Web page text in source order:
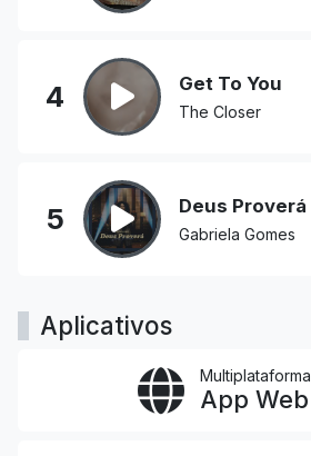
4 Get To You
The Closer
5 Deus Proverá
Gabriela Gomes
Aplicativos
Multiplataforma
App Web